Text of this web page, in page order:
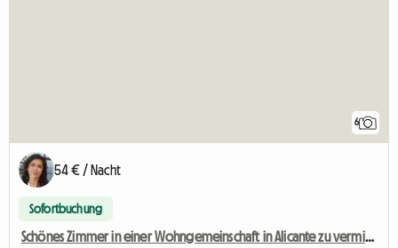
6
54 € / Nacht
Sofortbuchung
Schönes Zimmer in einer Wohngemeinschaft in Alicante zu vermieten